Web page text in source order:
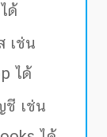
ด้
เช่น
ได้
ชี เช่น